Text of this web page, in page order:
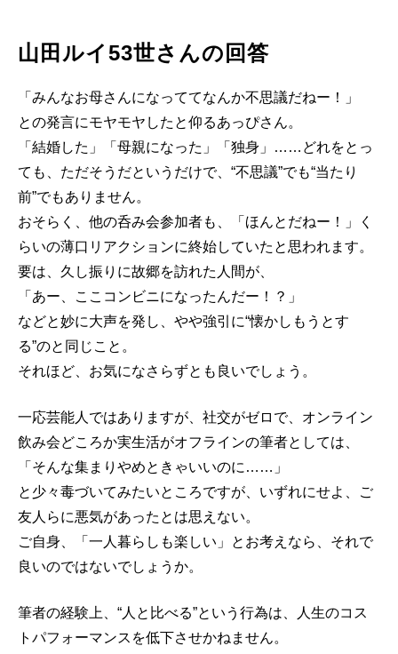
山田ルイ53世さんの回答
「みんなお母さんになっててなんか不思議だねー！」
との発言にモヤモヤしたと仰るあっぴさん。
「結婚した」「母親になった」「独身」……どれをとっ
ても、ただそうだというだけで、“不思議”でも“当たり
前”でもありません。
おそらく、他の呑み会参加者も、「ほんとだねー！」く
らいの薄口リアクションに終始していたと思われます。
要は、久し振りに故郷を訪れた人間が、
「あー、ここコンビニになったんだー！？」
などと妙に大声を発し、やや強引に“懐かしもうとす
る”のと同じこと。
それほど、お気になさらずとも良いでしょう。
一応芸能人ではありますが、社交がゼロで、オンライン
飲み会どころか実生活がオフラインの筆者としては、
「そんな集まりやめときゃいいのに……」
と少々毒づいてみたいところですが、いずれにせよ、ご
友人らに悪気があったとは思えない。
ご自身、「一人暮らしも楽しい」とお考えなら、それで
良いのではないでしょうか。
筆者の経験上、“人と比べる”という行為は、人生のコス
トパフォーマンスを低下させかねません。